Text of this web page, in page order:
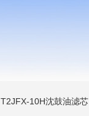
T2JFX-10H沈鼓油滤芯